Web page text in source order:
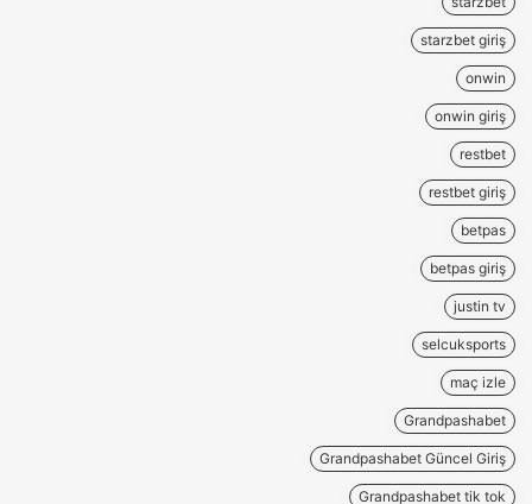
starzbet giriş
onwin
onwin giriş
restbet
restbet giriş
betpas
betpas giriş
justin tv
selcuksports
maç izle
Grandpashabet
Grandpashabet Güncel Giriş
Grandpashabet tik tok